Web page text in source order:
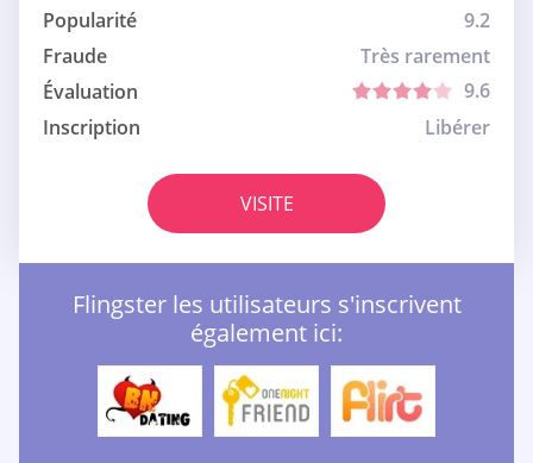
Popularité
9.2
Fraude
Très rarement
Évaluation
9.6
Inscription
Libérer
VISITE
Flingster les utilisateurs s'inscrivent
également ici: